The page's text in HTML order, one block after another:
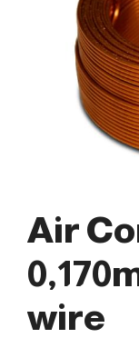
Air
wire